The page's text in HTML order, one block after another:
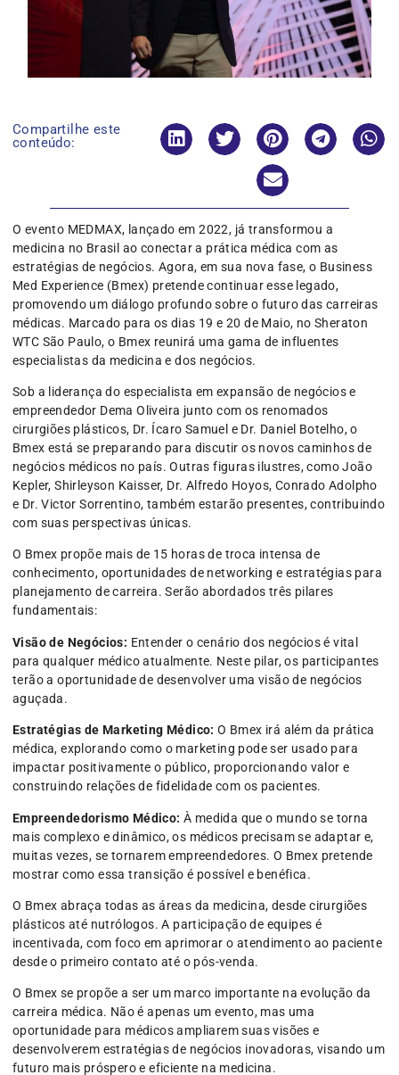
Compartilhe este
conteúdo:
O evento MEDMAX, lançado em 2022, já transformou a
medicina no Brasil ao conectar a prática médica com as
estratégias de negócios. Agora, em sua nova fase, o Business
Med Experience (Bmex) pretende continuar esse legado,
promovendo um diálogo profundo sobre o futuro das carreiras
médicas. Marcado para os dias 19 e 20 de Maio, no Sheraton
WTC São Paulo, o Bmex reunirá uma gama de influentes
especialistas da medicina e dos negócios.
Sob a liderança do especialista em expansão de negócios e
empreendedor Dema Oliveira junto com os renomados
cirurgiões plásticos, Dr. Ícaro Samuel e Dr. Daniel Botelho, o
Bmex está se preparando para discutir os novos caminhos de
negócios médicos no país. Outras figuras ilustres, como João
Kepler, Shirleyson Kaisser, Dr. Alfredo Hoyos, Conrado Adolpho
e Dr. Victor Sorrentino, também estarão presentes, contribuindo
com suas perspectivas únicas.
O Bmex propõe mais de 15 horas de troca intensa de
conhecimento, oportunidades de networking e estratégias para
planejamento de carreira. Serão abordados três pilares
fundamentais:
Visão de Negócios: Entender o cenário dos negócios é vital
para qualquer médico atualmente. Neste pilar, os participantes
terão a oportunidade de desenvolver uma visão de negócios
aguçada.
Estratégias de Marketing Médico: O Bmex irá além da prática
médica, explorando como o marketing pode ser usado para
impactar positivamente o público, proporcionando valor e
construindo relações de fidelidade com os pacientes.
Empreendedorismo Médico: À medida que o mundo se torna
mais complexo e dinâmico, os médicos precisam se adaptar e,
muitas vezes, se tornarem empreendedores. O Bmex pretende
mostrar como essa transição é possível e benéfica.
O Bmex abraça todas as áreas da medicina, desde cirurgiões
plásticos até nutrólogos. A participação de equipes é
incentivada, com foco em aprimorar o atendimento ao paciente
desde o primeiro contato até o pós-venda.
O Bmex se propõe a ser um marco importante na evolução da
carreira médica. Não é apenas um evento, mas uma
oportunidade para médicos ampliarem suas visões e
desenvolverem estratégias de negócios inovadoras, visando um
futuro mais próspero e eficiente na medicina.